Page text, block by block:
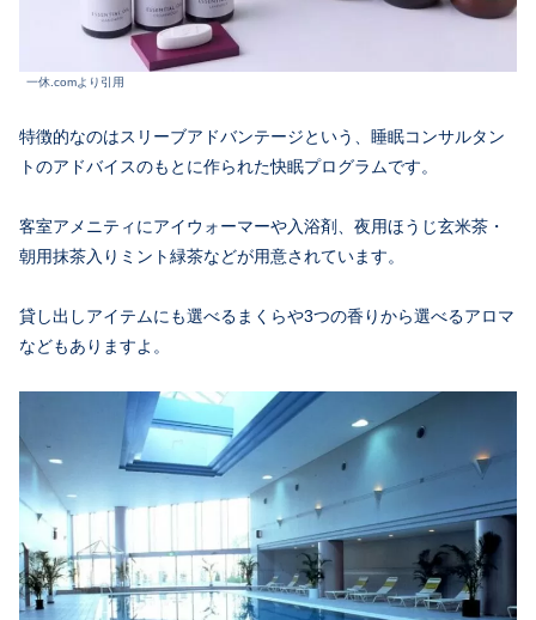
一休.comより引用
特徴的なのはスリーブアドバンテージという、睡眠コンサルタン
トのアドバイスのもとに作られた快眠プログラムです。
客室アメニティにアイウォーマーや入浴剤、夜用ほうじ玄米茶・
朝用抹茶入りミント緑茶などが用意されています。
貸し出しアイテムにも選べるまくらや3つの香りから選べるアロマ
などもありますよ。